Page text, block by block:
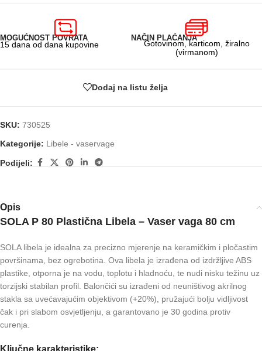
MOGUĆNOST POVRATA
15 dana od dana kupovine
NAČIN PLAĆANJA
Gotovinom, karticom, žiralno
(virmanom)
Dodaj na listu želja
SKU: 730525
Kategorije: Libele - vaservage
Podijeli:
Opis
SOLA P 80 Plastična Libela – Vaser vaga 80 cm
SOLA libela je idealna za precizno mjerenje na keramičkim i pločastim
površinama, bez ogrebotina. Ova libela je izrađena od izdržljive ABS
plastike, otporna je na vodu, toplotu i hladnoću, te nudi nisku težinu uz
torzijski stabilan profil. Balončići su izrađeni od neuništivog akrilnog
stakla sa uvećavajućim objektivom (+20%), pružajući bolju vidljivost
čak i pri slabom osvjetljenju, a garantovano je 30 godina protiv
curenja.
Ključne karakteristike: